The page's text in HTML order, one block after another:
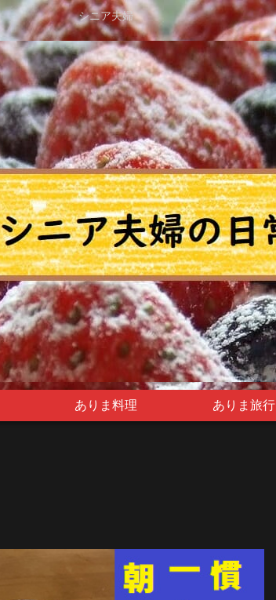
シニア夫婦
ありま料理 ありま旅行